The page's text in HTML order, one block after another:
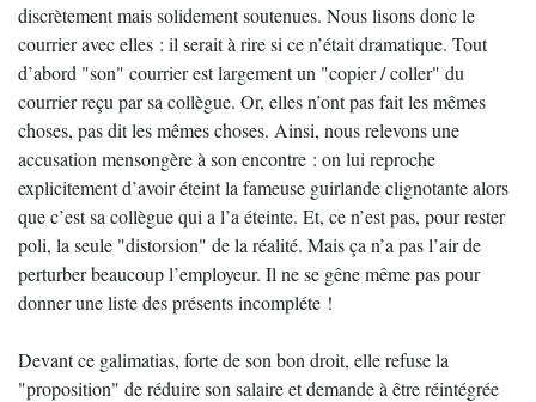
discrètement mais solidement soutenues. Nous lisons donc le
courrier avec elles : il serait à rire si ce n’était dramatique. Tout
d’abord "son" courrier est largement un "copier / coller" du
courrier reçu par sa collègue. Or, elles n’ont pas fait les mêmes
choses, pas dit les mêmes choses. Ainsi, nous relevons une
accusation mensongère à son encontre : on lui reproche
explicitement d’avoir éteint la fameuse guirlande clignotante alors
que c’est sa collègue qui a l’a éteinte. Et, ce n’est pas, pour rester
poli, la seule "distorsion" de la réalité. Mais ça n’a pas l’air de
perturber beaucoup l’employeur. Il ne se gêne même pas pour
donner une liste des présents incompléte !
Devant ce galimatias, forte de son bon droit, elle refuse la
"proposition" de réduire son salaire et demande à être réintégrée